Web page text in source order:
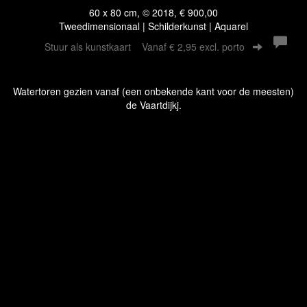
60 x 80 cm, © 2018, € 900,00
Tweedimensionaal | Schilderkunst | Aquarel
Stuur als kunstkaart Vanaf € 2,95 excl. porto
Watertoren gezien vanaf (een onbekende kant voor de meesten)
de Vaartdijkj.